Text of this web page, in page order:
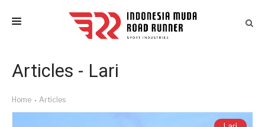
IM ATLETIK
Articles - Lari
Home Articles